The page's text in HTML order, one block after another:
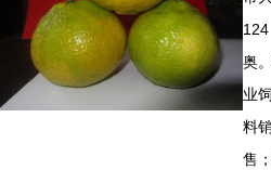
奥
业
料
售